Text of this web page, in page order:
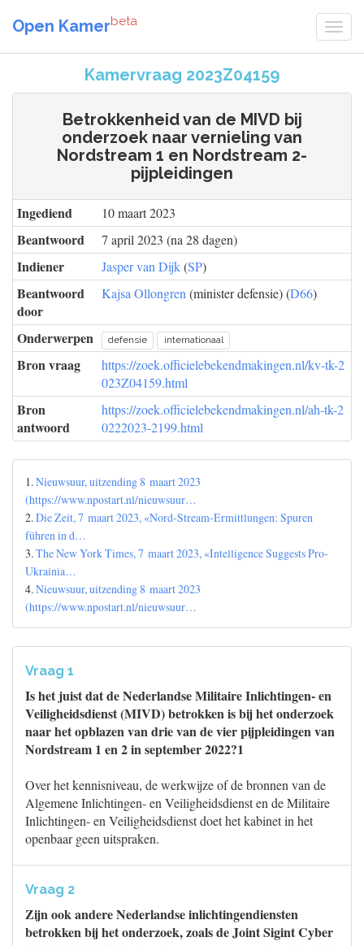
Open Kamerbeta
Kamervraag 2023Z04159
Betrokkenheid van de MIVD bij
onderzoek naar vernieling van
Nordstream 1 en Nordstream 2-
pijpleidingen
Ingediend 10 maart 2023
Beantwoord 7 april 2023 (na 28 dagen)
Indiener Jasper van Dijk(SP)
Beantwoord
door
Kajsa Ollongren (minister defensie) (D66)
Onderwerpen defensie internationaal
Bron vraag
https://zoek.officielebekendmakingen.nl/kv-tk-2
023Z04159.html
Bron
antwoord
https://zoek.officielebekendmakingen.nl/ah-tk-2
0222023-2199.html
1.Nieuwsuur, uitzending 8 maart 2023
(https://www.npostart.nl/nieuwsuur…
2.Die Zeit, 7 maart 2023, «Nord-Stream-Ermittlungen: Spuren
führen in d…
3.The New York Times, 7 maart 2023, «Intelligence Suggests Pro-
Ukrainia…
4.Nieuwsuur, uitzending 8 maart 2023
(https://www.npostart.nl/nieuwsuur…
Vraag 1
Is het juist dat de Nederlandse Militaire Inlichtingen- en
Veiligheidsdienst (MIVD) betrokken is bij het onderzoek
naar het opblazen van drie van de vier pijpleidingen van
Nordstream 1 en 2 in september 2022?1
Over het kennisniveau, de werkwijze of de bronnen van de
Algemene Inlichtingen- en Veiligheidsdienst en de Militaire
Inlichtingen- en Veiligheidsdienst doet het kabinet in het
openbaar geen uitspraken.
Vraag 2
Zijn ook andere Nederlandse inlichtingendiensten
betrokken bij het onderzoek, zoals de Joint Sigint Cyber